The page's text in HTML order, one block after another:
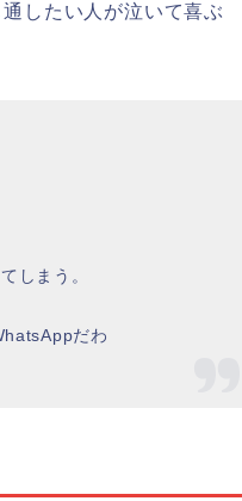
したい人が泣いて喜ぶ
しまう。
だわ